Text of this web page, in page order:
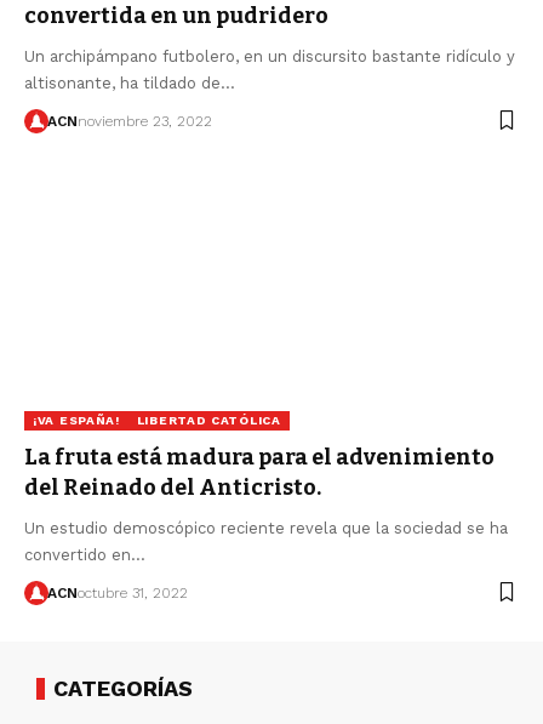
convertida en un pudridero
Un archipámpano futbolero, en un discursito bastante ridículo y
altisonante, ha tildado de…
ACNnoviembre 23, 2022
¡VA ESPAÑA! LIBERTAD CATÓLICA
La fruta está madura para el advenimiento
del Reinado del Anticristo.
Un estudio demoscópico reciente revela que la sociedad se ha
convertido en…
ACNoctubre 31, 2022
CATEGORÍAS